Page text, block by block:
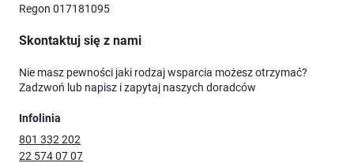
Regon 017181095
Skontaktuj się z nami
Nie masz pewności jaki rodzaj wsparcia możesz otrzymać?
Zadzwoń lub napisz i zapytaj naszych doradców
Infolinia
801 332 202
22 574 07 07